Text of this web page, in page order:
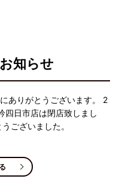
知らせ
ありがとうございます。 2
日市店は閉店致しまし
ございました。